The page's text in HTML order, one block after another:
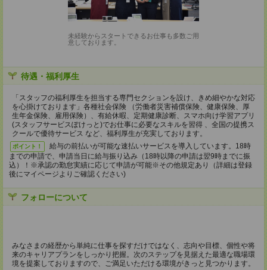
未経験からスタートできるお仕事も多数ご用
意しております。
待遇・福利厚生
「スタッフの福利厚生を担当する専門セクションを設け、きめ細やかな対応
を心掛けております」各種社会保険 （労働者災害補償保険、健康保険、厚
生年金保険、雇用保険）、有給休暇、定期健康診断、スマホ向け学習アプリ
(スタッフサービスぽけっと)でお仕事に必要なスキルを習得 、全国の提携ス
クールで優待サービス など、福利厚生が充実しております。
ポイント！
給与の前払いが可能な速払いサービスを導入しています。18時
までの申請で、申請当日に給与振り込み（18時以降の申請は翌9時までに振
込）！※承認の勤怠実績に応じて申請が可能※その他規定あり（詳細は登録
後にマイページよりご確認ください)
フォローについて
みなさまの経歴から単純に仕事を探すだけではなく、志向や目標、個性や将
来のキャリアプランをしっかり把握。次のステップを見据えた最適な職場環
境を提案しておりますので、ご満足いただける環境がきっと見つかります。